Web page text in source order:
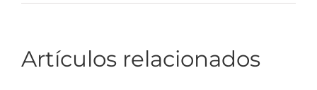
Artículos relacionados